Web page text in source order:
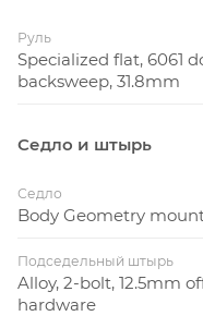
Руль
Specialized flat, 6061
backsweep, 31.8mm
Седло и штырь
Седло
Body Geometry
Подседельный штырь
Alloy, 2-bolt, 12.5mm
hardware